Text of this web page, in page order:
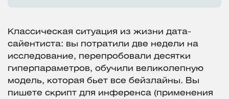
Классическая ситуация из жизни дата-
сайентиста: вы потратили две недели на
исследование, перепробовали десятки
гиперпараметров, обучили великолепную
модель, которая бьет все бейзлайны. Вы
пишете скрипт для инференса (применения